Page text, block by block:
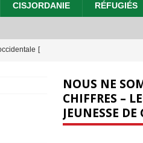
CISJORDANIE RÉFUGIÉS
[
NOUS NE
CHIFFRES –
JEUNESSE DE